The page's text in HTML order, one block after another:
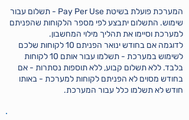
המערכת פועלת בשיטת Pay Per Use - תשלום עבור
שימוש. התשלום יתבצע לפי מספר הלקוחות שהפניתם
למערכת וסיימו את תהליך מילוי המחשבון.
לדוגמה אם בחודש ינואר הפניתם 10 לקוחות שלכם
לשימוש במערכת - תשלמו עבור אותם 10 לקוחות
בלבד. ללא תשלום קבוע, ללא תוספות נסתרות - אם
בחודש מסוים לא הפניתם לקוחות למערכת - באותו
חודש לא תשלמו כלל עבור המערכת.